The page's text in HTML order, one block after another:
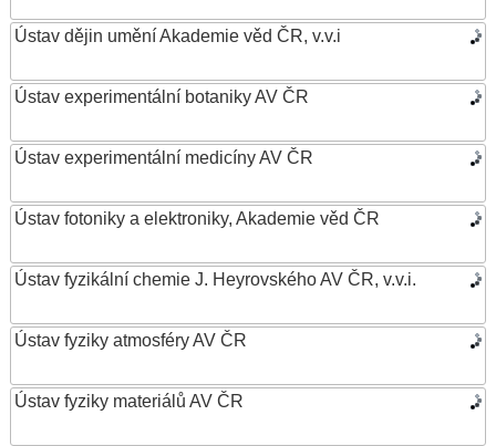
Ústav dějin umění Akademie věd ČR, v.v.i
Ústav experimentální botaniky AV ČR
Ústav experimentální medicíny AV ČR
Ústav fotoniky a elektroniky, Akademie věd ČR
Ústav fyzikální chemie J. Heyrovského AV ČR, v.v.i.
Ústav fyziky atmosféry AV ČR
Ústav fyziky materiálů AV ČR